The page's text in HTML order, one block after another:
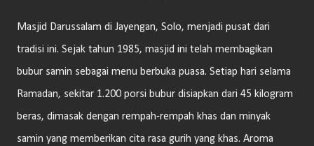
Masjid Darussalam di Jayengan, Solo, menjadi pusat dari
tradisi ini. Sejak tahun 1985, masjid ini telah membagikan
bubur samin sebagai menu berbuka puasa. Setiap hari selama
Ramadan, sekitar 1.200 porsi bubur disiapkan dari 45 kilogram
beras, dimasak dengan rempah-rempah khas dan minyak
samin yang memberikan cita rasa gurih yang khas. Aroma